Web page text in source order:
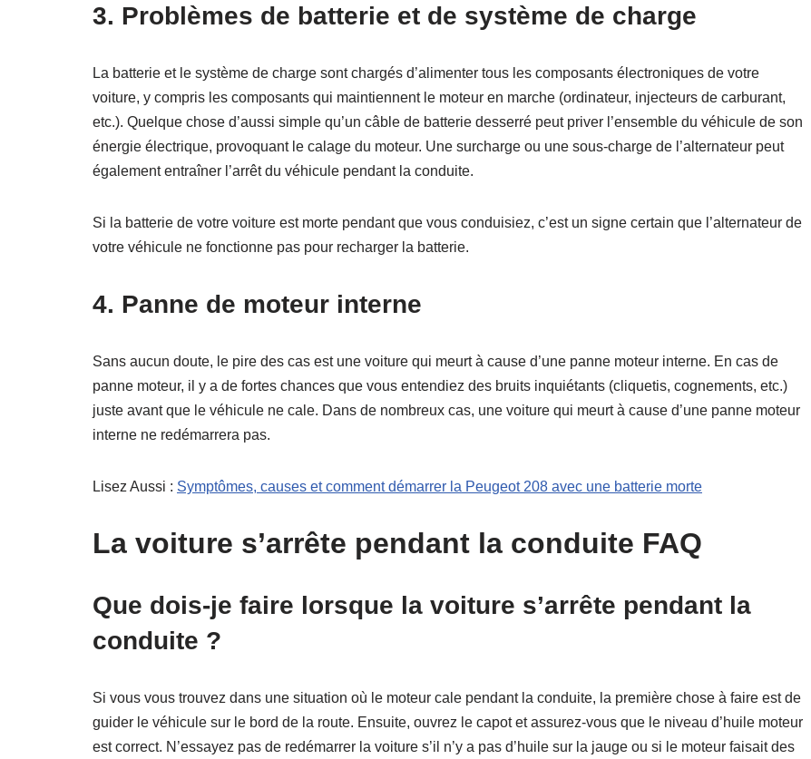
3. Problèmes de batterie et de système de charge
La batterie et le système de charge sont chargés d’alimenter tous les composants électroniques de votre
voiture, y compris les composants qui maintiennent le moteur en marche (ordinateur, injecteurs de carburant,
etc.). Quelque chose d’aussi simple qu’un câble de batterie desserré peut priver l’ensemble du véhicule de son
énergie électrique, provoquant le calage du moteur. Une surcharge ou une sous-charge de l’alternateur peut
également entraîner l’arrêt du véhicule pendant la conduite.
Si la batterie de votre voiture est morte pendant que vous conduisiez, c’est un signe certain que l’alternateur de
votre véhicule ne fonctionne pas pour recharger la batterie.
4. Panne de moteur interne
Sans aucun doute, le pire des cas est une voiture qui meurt à cause d’une panne moteur interne. En cas de
panne moteur, il y a de fortes chances que vous entendiez des bruits inquiétants (cliquetis, cognements, etc.)
juste avant que le véhicule ne cale. Dans de nombreux cas, une voiture qui meurt à cause d’une panne moteur
interne ne redémarrera pas.
Lisez Aussi : Symptômes, causes et comment démarrer la Peugeot 208 avec une batterie morte
La voiture s’arrête pendant la conduite FAQ
Que dois-je faire lorsque la voiture s’arrête pendant la
conduite ?
Si vous vous trouvez dans une situation où le moteur cale pendant la conduite, la première chose à faire est de
guider le véhicule sur le bord de la route. Ensuite, ouvrez le capot et assurez-vous que le niveau d’huile moteur
est correct. N’essayez pas de redémarrer la voiture s’il n’y a pas d’huile sur la jauge ou si le moteur faisait des